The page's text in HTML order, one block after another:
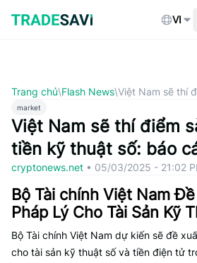
qua
nội
VI
Trang chủ\Flash News\Việt Nam sẽ thí
market
Việt Nam sẽ thí điểm
tiền kỹ thuật số: báo
cryptonews.net • 05/03/2025 - 21:02
Bộ Tài chính Việt Nam
Pháp Lý Cho Tài Sản Kỹ
Bộ Tài chính Việt Nam dự kiến sẽ đề
cho tài sản kỹ thuật số và tiền điện tử